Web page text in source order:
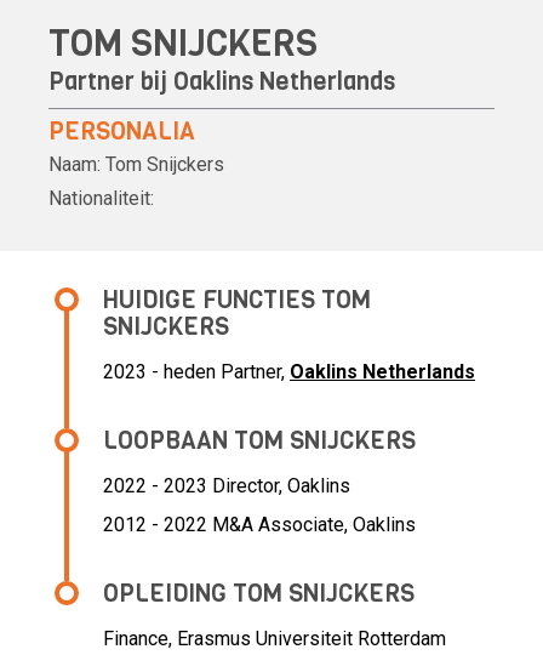
TOM SNIJCKERS
Partner bij Oaklins Netherlands
PERSONALIA
Naam: Tom Snijckers
Nationaliteit:
HUIDIGE FUNCTIES TOM
SNIJCKERS
2023 - heden Partner, Oaklins Netherlands
LOOPBAAN TOM SNIJCKERS
2022 - 2023 Director, Oaklins
2012 - 2022 M&A Associate, Oaklins
OPLEIDING TOM SNIJCKERS
Finance, Erasmus Universiteit Rotterdam